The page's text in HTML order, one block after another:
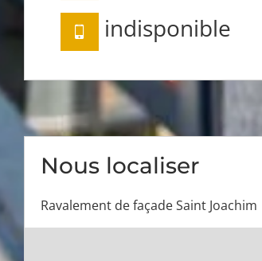
indisponible
Nous localiser
Ravalement de façade Saint Joachim